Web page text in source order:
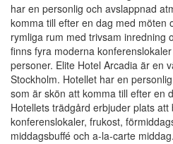
har en personlig och avslappnad
komma till efter en dag med möten
rymliga rum med trivsam inredning
finns fyra moderna
personer. Elite Hotel Arcadia är en
Stockholm. Hotellet har en
som är skön att komma till efter en
Hotellets trädgård erbjuder plats
konferenslokaler, frukost,
middagsbuffé och a-la-carte middag.